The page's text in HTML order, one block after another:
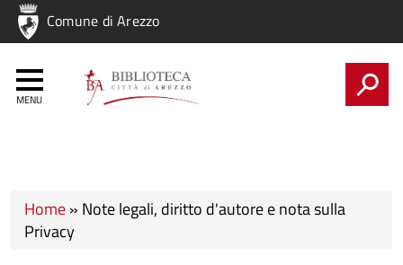
Regione
Nome
Regione
Comune di Arezzo
Tu sei qui
Home» Note legali, diritto d'autore e nota sulla
Privacy